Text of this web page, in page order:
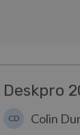
Deskpro
CD Colin